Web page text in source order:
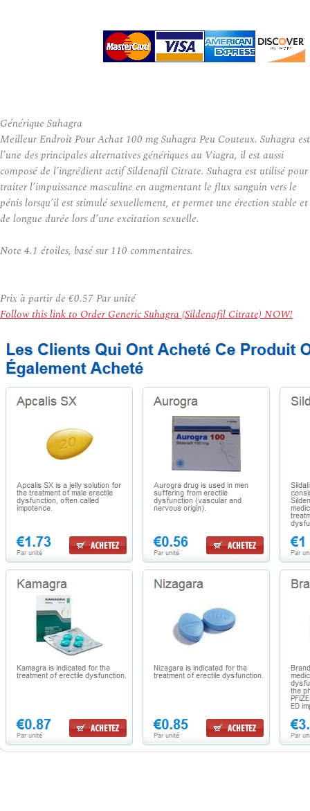
Générique Suhagra
Meilleur Endroit Pour Achat 100 mg Suhagra Peu Couteux. Suhagra est
l’une des principales alternatives génériques au Viagra, il est aussi
composé de l’ingrédient actif Sildenafil Citrate. Suhagra est utilisé pour
traiter l’impuissance masculine en augmentant le flux sanguin vers le
pénis lorsqu’il est stimulé sexuellement, et permet une érection stable et
de longue durée lors d’une excitation sexuelle.
Note 4.1 étoiles, basé sur 110 commentaires.
Prix à partir de €0.57Par unité
Follow this link to Order Generic Suhagra (Sildenafil Citrate) NOW!